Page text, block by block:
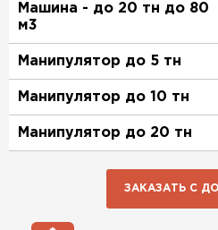
Машина - до 20 тн до 80
м3
Манипулятор до 5 тн
Манипулятор до 10 тн
Манипулятор до 20 тн
ЗАКАЗАТЬ С